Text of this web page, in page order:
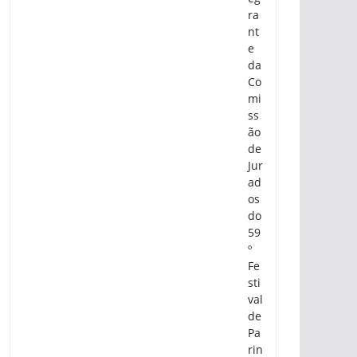
ra
nt
e
da
Co
mi
ss
ão
de
Jur
ad
os
do
59
º
Fe
sti
val
de
Pa
rin